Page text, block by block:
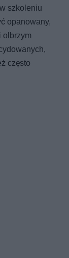
szkoleniu
opanowany,
olbrzym
często